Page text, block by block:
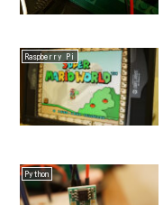
Raspberry Pi
Python